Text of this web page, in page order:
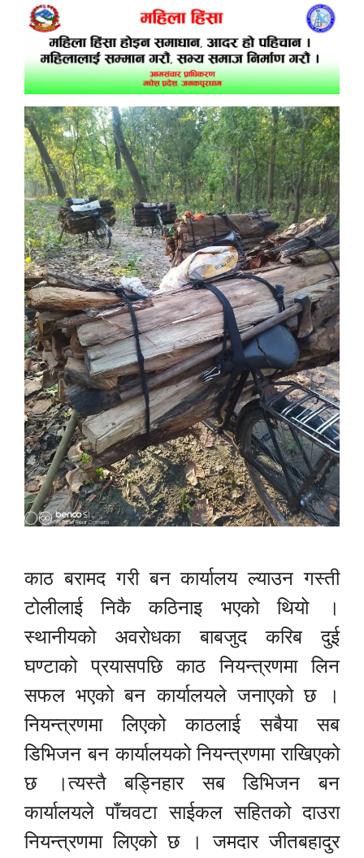
काठ बरामद गरी बन कार्यालय ल्याउन गस्ती
टोलीलाई निकै कठिनाइ भएको थियो ।
स्थानीयको अवरोधका बाबजुद करिब दुई
घण्टाको प्रयासपछि काठ नियन्त्रणमा लिन
सफल भएको बन कार्यालयले जनाएको छ ।
नियन्त्रणमा लिएको काठलाई सबैया सब
डिभिजन बन कार्यालयको नियन्त्रणमा राखिएको
छ ।त्यस्तै बड्निहार सब डिभिजन बन
कार्यालयले पाँचवटा साईकल सहितको दाउरा
नियन्त्रणमा लिएको छ । जमदार जीतबहादुर